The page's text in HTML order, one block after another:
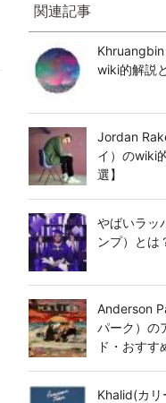
関連記事
wiki的解説
Jordan
イ）のwiki
選】
やばいラッ
ンプ）とは
Anderson
パーク）の
ド・おす
Khalid(カリ